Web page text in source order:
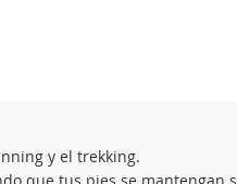
y el trekking.